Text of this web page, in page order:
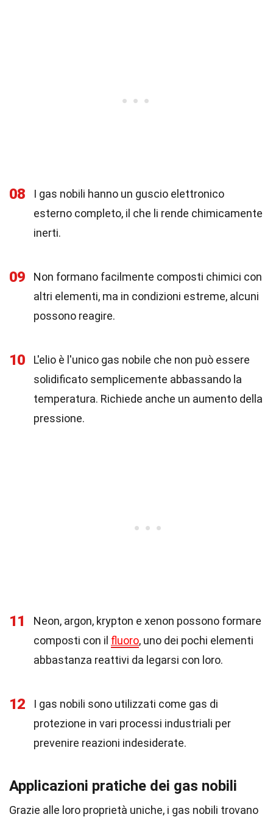
08
I gas nobili hanno un guscio elettronico
esterno completo, il che li rende chimicamente
inerti.
09
Non formano facilmente composti chimici con
altri elementi, ma in condizioni estreme, alcuni
possono reagire.
10
L'elio è l'unico gas nobile che non può essere
solidificato semplicemente abbassando la
temperatura. Richiede anche un aumento della
pressione.
11
Neon, argon, krypton e xenon possono formare
composti con il fluoro, uno dei pochi elementi
abbastanza reattivi da legarsi con loro.
12
I gas nobili sono utilizzati come gas di
protezione in vari processi industriali per
prevenire reazioni indesiderate.
Applicazioni pratiche dei gas nobili
Grazie alle loro proprietà uniche, i gas nobili trovano